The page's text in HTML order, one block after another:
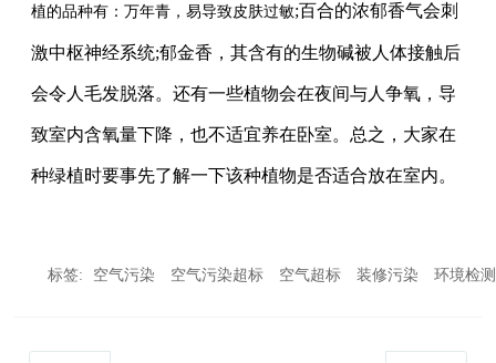
植的品种有：万年青，易导致皮肤过敏;百合的浓郁香气会刺
激中枢神经系统;郁金香，其含有的生物碱被人体接触后
会令人毛发脱落。还有一些植物会在夜间与人争氧，导
致室内含氧量下降，也不适宜养在卧室。总之，大家在
种绿植时要事先了解一下该种植物是否适合放在室内。
标签: 空气污染 空气污染超标 空气超标 装修污染 环境检测